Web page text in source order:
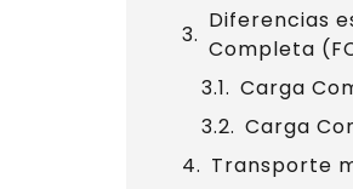
Diferencias
Completa
Carga
Carga
Transporte